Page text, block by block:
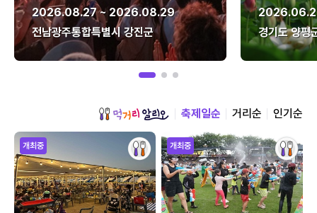
2026.08.27 ~ 2026.08.29
전남광주통합특별시 강진군
경기도 양평
축제일순 거리순 인기순
개최중 개최중